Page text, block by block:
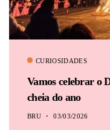
CURIOSIDADES
Vamos celebrar o
cheia do ano
BRU 03/03/2026